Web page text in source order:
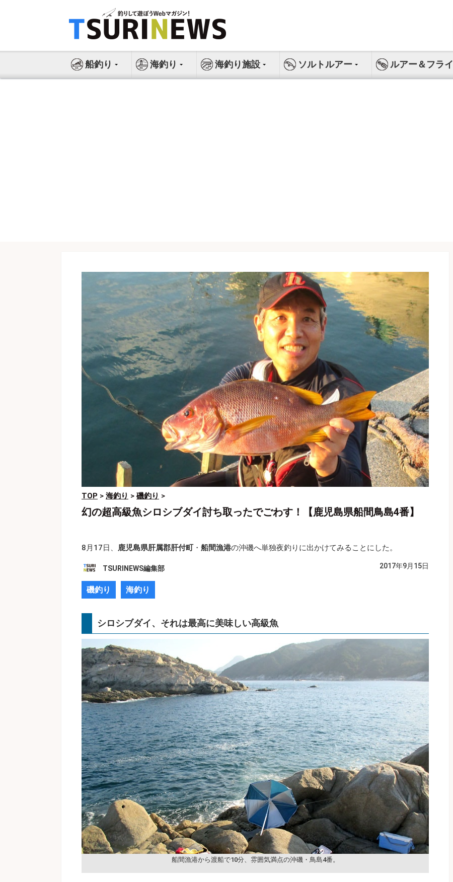
ス
船釣り 海釣り 海釣り施設 ソルトルアー ルアー＆フライ
TOP > 海釣り > 磯釣り >
幻の超高級魚シロシブダイ討ち取ったでごわす！【鹿児島県船間鳥島4番】
8月17日、 鹿児島県肝属郡肝付町・ 船間漁港の沖磯へ単独夜釣りに出かけてみることにした。
TSURINEWS編集部 2017年9月15日
磯釣り 海釣り
シロシブダイ、それは最高に美味しい高級魚
船間漁港から渡船で10分、雰囲気満点の沖磯・鳥島4番。